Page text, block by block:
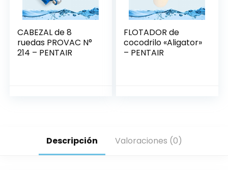
CABEZAL de 8
ruedas PROVAC N°
214 – PENTAIR
FLOTADOR de
cocodrilo «Aligator»
– PENTAIR
Descripción Valoraciones (0)